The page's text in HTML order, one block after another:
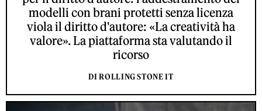
modelli con brani protetti senza licenza
viola il diritto d'autore: «La creatività ha
valore». La piattaforma sta valutando il
ricorso
DI ROLLING STONE IT